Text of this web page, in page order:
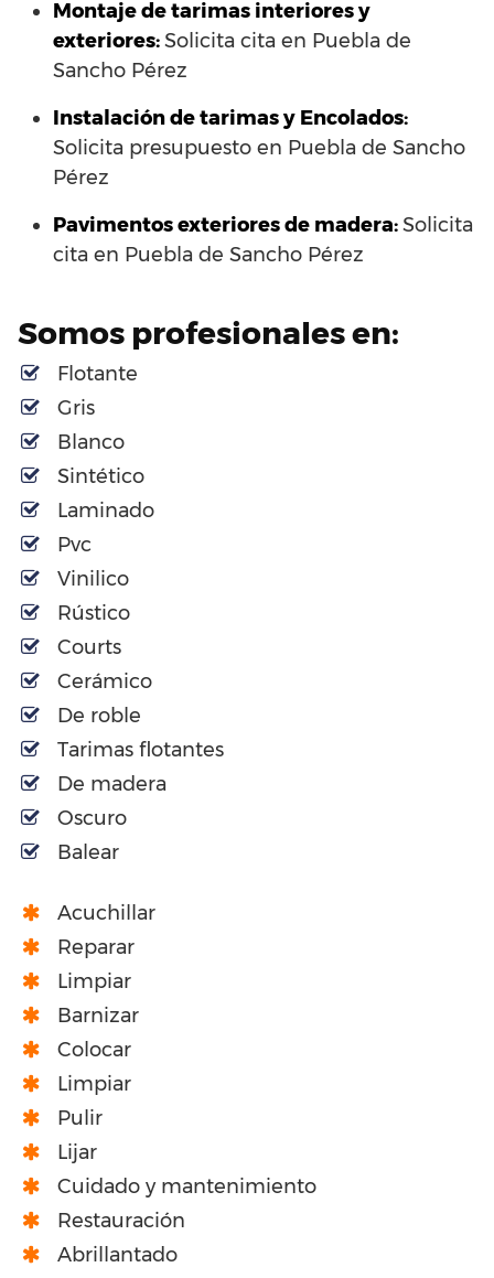
Montaje de tarimas interiores y
exteriores:Solicita cita en Puebla de
Sancho Pérez
Instalación de tarimas y Encolados:
Solicita presupuesto en Puebla de Sancho
Pérez
Pavimentos exteriores de madera:Solicita
cita en Puebla de Sancho Pérez
Somos profesionales en:
Flotante
Gris
Blanco
Sintético
Laminado
Pvc
Vinilico
Rústico
Courts
Cerámico
De roble
Tarimas flotantes
De madera
Oscuro
Balear
Acuchillar
Reparar
Limpiar
Barnizar
Colocar
Limpiar
Pulir
Lijar
Cuidado y mantenimiento
Restauración
Abrillantado